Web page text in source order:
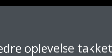
oplevelse